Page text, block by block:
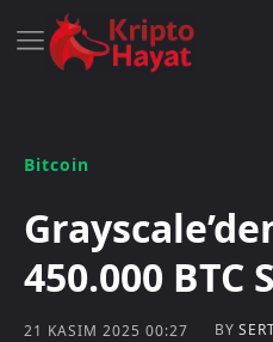
Bitcoin
450.000 BTC
21 KASIM 2025 00:27 BY